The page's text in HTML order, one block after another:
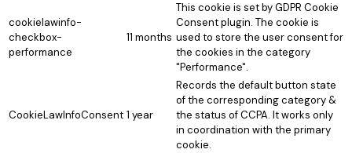
cookielawinfo-
checkbox-
performance
11 months
This cookie is set by GDPR Cookie
Consent plugin. The cookie is
used to store the user consent for
the cookies in the category
"Performance".
CookieLawInfoConsent 1 year
Records the default button state
of the corresponding category &
the status of CCPA. It works only
in coordination with the primary
cookie.